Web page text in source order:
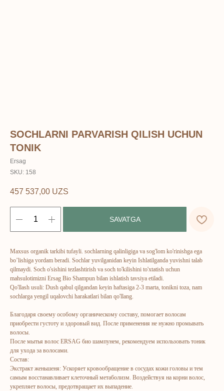
SOCHLARNI PARVARISH QILISH UCHUN
TONIK
Ersag
SKU: 158
457 537,00 UZS
SAVATGA
Maxsus organik tarkibi tufayli. sochlarning qalinligiga va sog'lom ko'rinishga ega
bo’lishiga yordam beradi. Sochlar yuvilganidan keyin Ishlatilganda yuvishni talab
qilmaydi. Soch o'sishini tezlashtirish va soch to'kilishini to'xtatish uchun
mahsulotimizni Ersag Bio Shampun bilan ishlatish tavsiya etiladi.
Qo'llash usuli: Dush qabul qilgandan keyin haftasiga 2-3 marta, tonikni toza, nam
sochlarga yengil uqalovchi harakatlari bilan qo'llang.
Благодаря своему особому органическому составу, помогает волосам
приобрести густоту и здоровый вид. После применения не нужно промывать
волосы.
После мытья волос ERSAG био шампунем, рекомендуем использовать тоник
для ухода за волосами.
Состав:
Экстракт женьшеня: Ускоряет кровообращение в сосудах кожи головы и тем
самым восстанавливает клеточный метаболизм. Воздействуя на корни волос,
укрепляет волосы, предотвращает их выпадение.
ERSAG
hamkorsayti